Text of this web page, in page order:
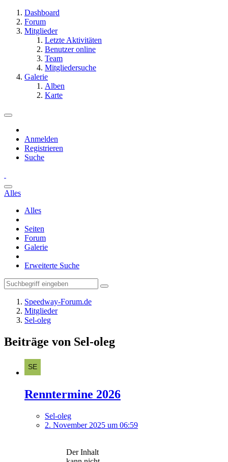
Dashboard
Forum
Mitglieder
Letzte Aktivitäten
Benutzer online
Team
Mitgliedersuche
Galerie
Alben
Karte
Anmelden
Registrieren
Suche
Alles
Alles
Seiten
Forum
Galerie
Erweiterte Suche
Speedway-Forum.de
Mitglieder
Sel-oleg
Beiträge von Sel-oleg
Renntermine 2026
Sel-oleg
2. November 2025 um 06:59
Der Inhalt